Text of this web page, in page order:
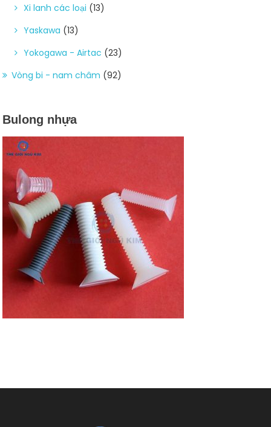
Xi lanh các loại (13)
Yaskawa (13)
Yokogawa - Airtac (23)
Vòng bi - nam châm (92)
Bulong nhựa